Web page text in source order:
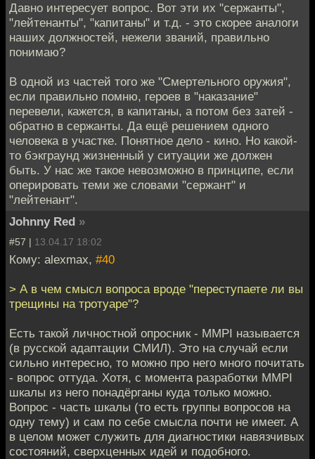
Давно интересует вопрос. Вот эти их "сержанты",
"лейтенанты", "капитаны" и т.д. - это скорее аналоги
наших должностей, нежели званий, правильно
понимаю?
В одной из частей того же "Смертельного оружия",
если правильно помню, героев в "наказание"
перевели, кажется, в капитаны, а потом без затей -
обратно в сержанты. Да ещё решением одного
человека в участке. Понятное дело - кино. Но какой-
то бэкграунд жизненный у ситуации же должен
быть. У нас же такое невозможно в принципе, если
оперировать теми же словами "сержант" и
"лейтенант".
Johnny Red »
#57 | 13.04.17 18:02
Кому: alexmax, #40
> А в чем смысл вопроса вроде "переступаете ли вы
трещины на тротуаре"?
Есть такой личностной опросник - MMPI называется
(в русской адаптации СМИЛ). Это на случай если
сильно интересно, то можно про него много почитать
- вопрос оттуда. Хотя, с момента разработки MMPI
шкалы из него понадёрганы куда только можно.
Вопрос - часть шкалы (то есть группы вопросов на
одну тему) и сам по себе смысла почти не имеет. А
в целом может служить для диагностики навязчивых
состояний, сверхценных идей и подобного.